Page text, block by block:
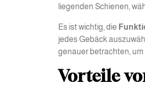
liegenden Schienen,
Es ist wichtig, die
jedes Gebäck
genauer betrachten,
Vorteile